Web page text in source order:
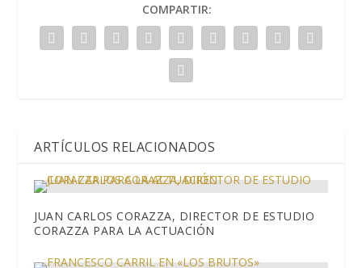
COMPARTIR:
ARTÍCULOS RELACIONADOS
JUAN CARLOS CORAZZA, DIRECTOR DE ESTUDIO
CORAZZA PARA LA ACTUACIÓN